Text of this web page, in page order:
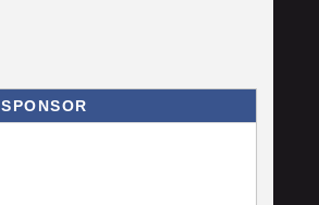
SPONSOR